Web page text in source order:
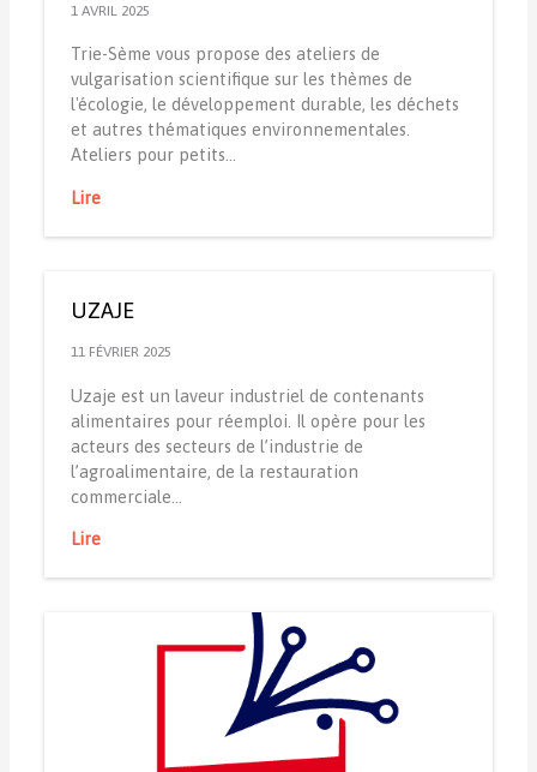
1 AVRIL 2025
Trie-Sème vous propose des ateliers de
vulgarisation scientifique sur les thèmes de
l'écologie, le développement durable, les déchets
et autres thématiques environnementales.
Ateliers pour petits…
Lire
UZAJE
11 FÉVRIER 2025
Uzaje est un laveur industriel de contenants
alimentaires pour réemploi. Il opère pour les
acteurs des secteurs de l’industrie de
l’agroalimentaire, de la restauration
commerciale…
Lire